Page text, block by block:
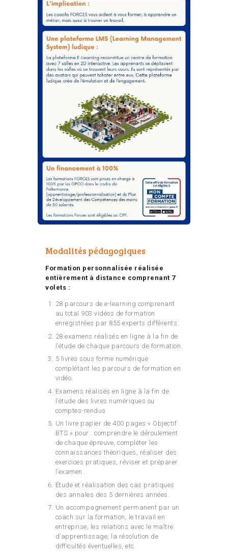
Modalités pédagogiques
Formation personnalisée réalisée
entièrement à distance comprenant 7
volets :
28 parcours de e-learning comprenant
au total 903 vidéos de formation
enregistrées par 855 experts différents.
28 examens réalisés en ligne à la fin de
l’étude de chaque parcours de formation.
5 livres sous forme numérique
complétant les parcours de formation en
vidéo.
Examens réalisés en ligne à la fin de
l’étude des livres numériques ou
comptes-rendus
Un livre papier de 400 pages « Objectif
BTS » pour : comprendre le déroulement
de chaque épreuve, compléter les
connaissances théoriques, réaliser des
exercices pratiques, réviser et préparer
l’examen.
Étude et réalisation des cas pratiques
des annales des 5 dernières années.
Un accompagnement permanent par un
coach sur la formation, le travail en
entreprise, les relations avec le maître
d’apprentissage, la résolution de
difficultés éventuelles, etc.